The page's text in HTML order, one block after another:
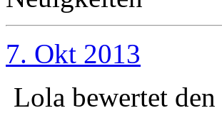
7. Okt 2013
Lola bewertet den